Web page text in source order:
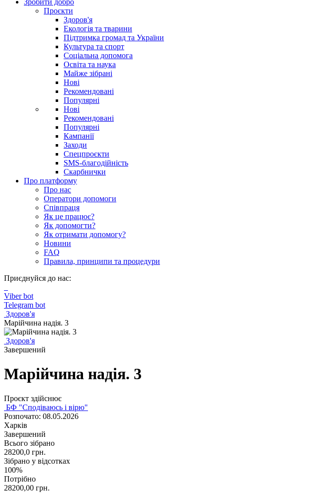
Зробити добро
Проєкти
Здоров'я
Екологія та тварини
Підтримка громад та України
Культура та спорт
Соціальна допомога
Освіта та наука
Майже зібрані
Нові
Рекомендовані
Популярні
Нові
Рекомендовані
Популярні
Кампанії
Заходи
Спецпроєкти
SMS-благодійність
Скарбнички
Про платформу
Про нас
Оператори допомоги
Співпраця
Як це працює?
Як допомогти?
Як отримати допомогу?
Новини
FAQ
Правила, принципи та процедури
Приєднуйся до нас:
Viber bot
Telegram bot
Здоров'я
Марійчина надія. 3
Здоров'я
Завершений
Марійчина надія. 3
Проєкт здійснює
БФ "Сподіваюсь і вірю"
Розпочато: 08.05.2026
Харків
Завершений
Всього зібрано
28200,0 грн.
Зібрано у відсотках
100%
Потрібно
28200,00 грн.